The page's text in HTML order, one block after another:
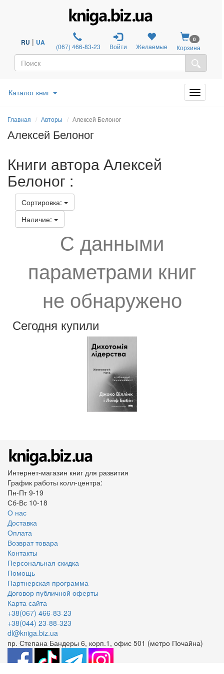
RU | UA (067) 466-83-23 Войти Желаемые
0
Корзина
Каталог книг
Главная Авторы Алексей Белоног
Алексей Белоног
Книги автора Алексей
Белоног :
Сортировка:
Наличие:
С данными
параметрами книг
не обнаружено
Сегодня купили
Интернет-магазин книг для развития
График работы колл-центра:
Пн-Пт 9-19
Сб-Вс 10-18
О нас
Доставка
Оплата
Возврат товара
Контакты
Персональная скидка
Помощь
Партнерская программа
Договор публичной оферты
Карта сайта
+38(067) 466-83-23
+38(044) 23-88-323
dl@kniga.biz.ua
пр. Степана Бандеры 6, корп.1, офис 501 (метро Почайна)